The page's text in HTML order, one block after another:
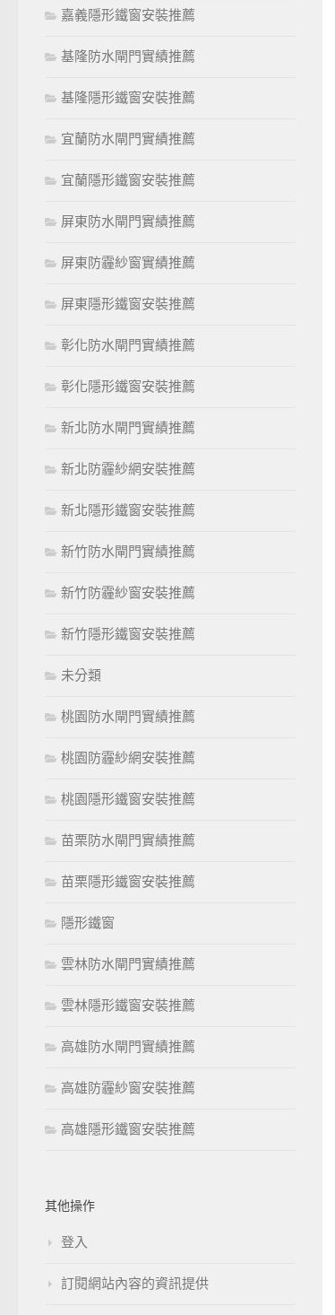
嘉義隱形鐵窗安裝推薦
基隆防水閘門實績推薦
基隆隱形鐵窗安裝推薦
宜蘭防水閘門實績推薦
宜蘭隱形鐵窗安裝推薦
屏東防水閘門實績推薦
屏東防霾紗窗實績推薦
屏東隱形鐵窗安裝推薦
彰化防水閘門實績推薦
彰化隱形鐵窗安裝推薦
新北防水閘門實績推薦
新北防霾紗網安裝推薦
新北隱形鐵窗安裝推薦
新竹防水閘門實績推薦
新竹防霾紗窗安裝推薦
新竹隱形鐵窗安裝推薦
未分類
桃園防水閘門實績推薦
桃園防霾紗網安裝推薦
桃園隱形鐵窗安裝推薦
苗栗防水閘門實績推薦
苗栗隱形鐵窗安裝推薦
隱形鐵窗
雲林防水閘門實績推薦
雲林隱形鐵窗安裝推薦
高雄防水閘門實績推薦
高雄防霾紗窗安裝推薦
高雄隱形鐵窗安裝推薦
其他操作
登入
訂閱網站內容的資訊提供